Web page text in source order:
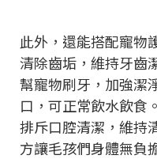
此外，還能搭配寵物
清除齒垢，維持牙齒
幫寵物刷牙，加強潔
口，可正常飲水飲食
排斥口腔清潔，維持
方讓毛孩們身體無負